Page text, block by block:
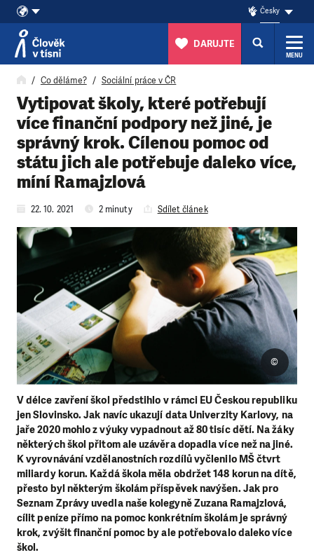
Přeskočit na obsah
Česky
DARUJTE
MENU
Co děláme? Sociální práce v ČR
Vytipovat školy, které potřebují
více finanční podpory než jiné, je
správný krok. Cílenou pomoc od
státu jich ale potřebuje daleko více,
míní Ramajzlová
22. 10. 2021 2 minuty Sdílet článek
V délce zavření škol předstihlo v rámci EU Českou republiku
jen Slovinsko. Jak navíc ukazují data Univerzity Karlovy, na
jaře 2020 mohlo z výuky vypadnout až 80 tisíc dětí. Na žáky
některých škol přitom ale uzávěra dopadla více než na jiné.
K vyrovnávání vzdělanostních rozdílů vyčlenilo MŠ čtvrt
miliardy korun. Každá škola měla obdržet 148 korun na dítě,
přesto byl některým školám příspěvek navýšen. Jak pro
Seznam Zprávy uvedla naše kolegyně Zuzana Ramajzlová,
cílit peníze přímo na pomoc konkrétním školám je správný
krok, zvýšit finanční pomoc by ale potřebovalo daleko více
škol.
©